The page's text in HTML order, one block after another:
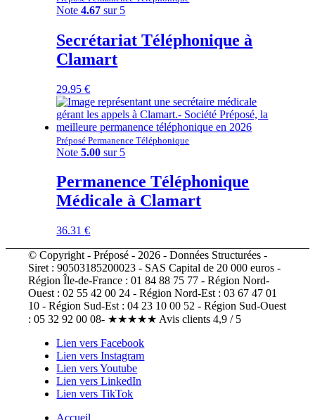
Note4.67 sur 5
Secrétariat Téléphonique à
Clamart
29.95€
Préposé Permanence Téléphonique
Note5.00 sur 5
Permanence Téléphonique
Médicale à Clamart
36.31€
© Copyright - Préposé - 2026 - Données Structurées -
Siret : 90503185200023 - SAS Capital de 20 000 euros -
Région Île-de-France : 01 84 88 75 77 - Région Nord-
Ouest : 02 55 42 00 24 - Région Nord-Est : 03 67 47 01
10 - Région Sud-Est : 04 23 10 00 52 - Région Sud-Ouest
: 05 32 92 00 08- ★★★★★ Avis clients 4,9 / 5
Lien vers Facebook
Lien vers Instagram
Lien vers Youtube
Lien vers LinkedIn
Lien vers TikTok